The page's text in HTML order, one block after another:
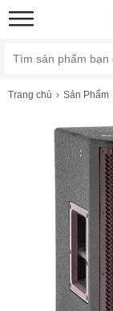
Trang chủ Sản Phẩm